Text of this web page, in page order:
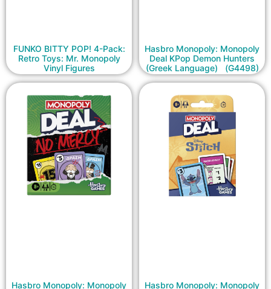
FUNKO BITTY POP! 4-Pack:
Retro Toys: Mr. Monopoly
Vinyl Figures
Hasbro Monopoly: Monopoly
Deal KPop Demon Hunters
(Greek Language) (G4498)
Hasbro Monopoly: Monopoly
Hasbro Monopoly: Monopoly